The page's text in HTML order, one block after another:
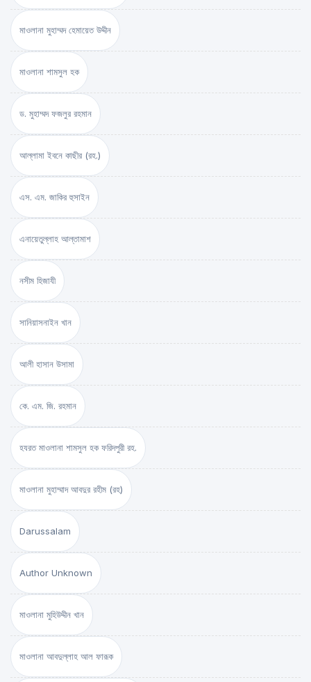
মাওলানা মুহাম্মদ হেমায়েত উদ্দীন
মাওলানা শামসুল হক
ড. মুহাম্মদ ফজলুর রহমান
আল্লামা ইবনে কাছীর (রহ.)
এস. এম. জাকির হুসাইন
এনায়েতুল্লাহ আল্‌তামাশ
নসীম হিজাযী
সানিয়াসনাইন খান
আলী হাসান উসামা
কে. এম. জি. রহমান
হযরত মাওলানা শামসুল হক ফরিদপুরী রহ.
মাওলানা মুহাম্মাদ আবদুর রহীম (রহ)
Darussalam
Author Unknown
মাওলানা মুহিউদ্দীন খান
মাওলানা আবদুল্লাহ আল ফারূক